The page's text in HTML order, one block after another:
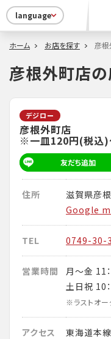
language
ホーム お店を探す 彦
彦根外町店
デジロー
彦根外町店
※一皿120円(税込)
友だち追加
住所
滋賀県彦
Google
TEL 0749-30-
営業時間
月～金 11
土日祝 10
※ラストオー
アクセス
東海道本